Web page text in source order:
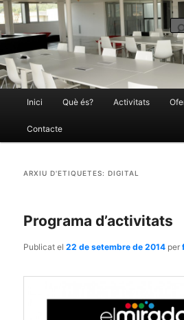
El Mirador Centre de Coneixement
Menú
principal
Aneu
al
contingut
principal
Aneu
al
contingut
secundari
Inici Què és? Activitats
Contacte
ARXIU D'ETIQUETES:DIGITAL
Programa d’activitats
Publicat el22 de setembre de 2014 per